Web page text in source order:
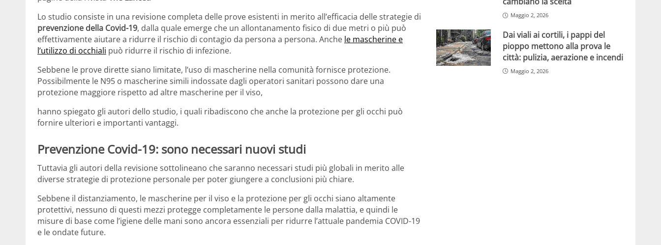
Lo studio consiste in una revisione completa delle prove esistenti in merito all’efficacia delle strategie di
prevenzione della Covid-19, dalla quale emerge che un allontanamento fisico di due metri o più può
effettivamente aiutare a ridurre il rischio di contagio da persona a persona. Anche le mascherine e
l’utilizzo di occhiali può ridurre il rischio di infezione.
Sebbene le prove dirette siano limitate, l’uso di mascherine nella comunità fornisce protezione.
Possibilmente le N95 o mascherine simili indossate dagli operatori sanitari possono dare una
protezione maggiore rispetto ad altre mascherine per il viso,
hanno spiegato gli autori dello studio, i quali ribadiscono che anche la protezione per gli occhi può
fornire ulteriori e importanti vantaggi.
Prevenzione Covid-19: sono necessari nuovi studi
Tuttavia gli autori della revisione sottolineano che saranno necessari studi più globali in merito alle
diverse strategie di protezione personale per poter giungere a conclusioni più chiare.
Sebbene il distanziamento, le mascherine per il viso e la protezione per gli occhi siano altamente
protettivi, nessuno di questi mezzi protegge completamente le persone dalla malattia, e quindi le
misure di base come l’igiene delle mani sono ancora essenziali per ridurre l’attuale pandemia COVID-19
e le ondate future.
Maggio 2, 2026
Dai viali ai cortili, i pappi del
pioppo mettono alla prova le
città: pulizia, aerazione e incendi
Maggio 2, 2026